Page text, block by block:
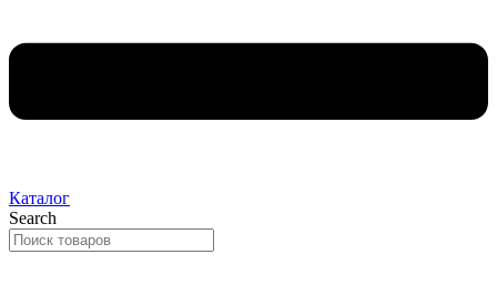
Каталог
Search